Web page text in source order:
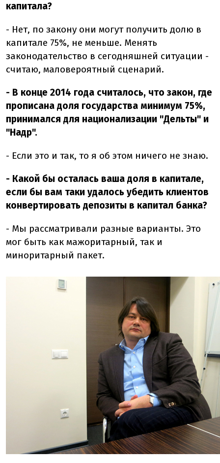
капитала?
- Нет, по закону они могут получить долю в
капитале 75%, не меньше. Менять
законодательство в сегодняшней ситуации -
считаю, маловероятный сценарий.
- В конце 2014 года считалось, что закон, где
прописана доля государства минимум 75%,
принимался для национализации "Дельты" и
"Надр".
- Если это и так, то я об этом ничего не знаю.
- Какой бы осталась ваша доля в капитале,
если бы вам таки удалось убедить клиентов
конвертировать депозиты в капитал банка?
- Мы рассматривали разные варианты. Это
мог быть как мажоритарный, так и
миноритарный пакет.